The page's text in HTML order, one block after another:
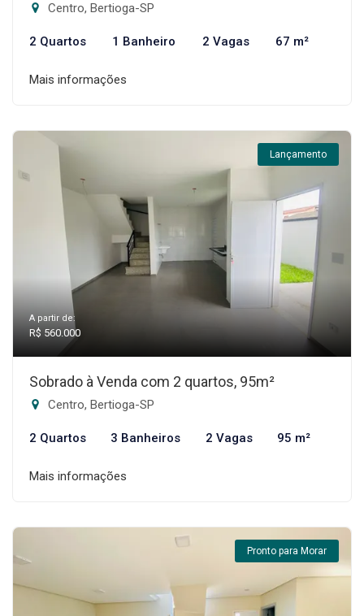
Centro, Bertioga-SP
2 Quartos 1 Banheiro 2 Vagas 67 m²
Mais informações
Lançamento
A partir de:
R$ 560.000
Sobrado à Venda com 2 quartos, 95m²
Centro, Bertioga-SP
2 Quartos 3 Banheiros 2 Vagas 95 m²
Mais informações
Pronto para Morar